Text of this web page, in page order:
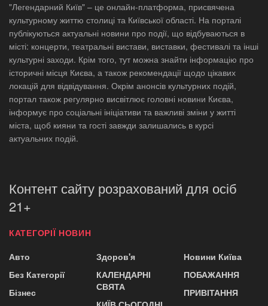
"Легендарний Київ" – це онлайн-платформа, присвячена
культурному життю столиці та Київської області. На порталі
публікуються актуальні новини про події, що відбуваються в
місті: концерти, театральні вистави, виставки, фестивалі та інші
культурні заходи. Крім того, тут можна знайти інформацію про
історичні місця Києва, а також рекомендації щодо цікавих
локацій для відвідування. Окрім анонсів культурних подій,
портал також регулярно висвітлює головні новини Києва,
інформує про соціальні ініціативи та важливі зміни у житті
міста, щоб кияни та гості завжди залишались в курсі
актуальних подій.
Контент сайту розрахований для осіб
21+
КАТЕГОРІЇ НОВИН
Авто
Без Категорії
Бізнес
Здоров'я
КАЛЕНДАРНІ
СВЯТА
Новини Київа
ПОБАЖАННЯ
ПРИВІТАННЯ